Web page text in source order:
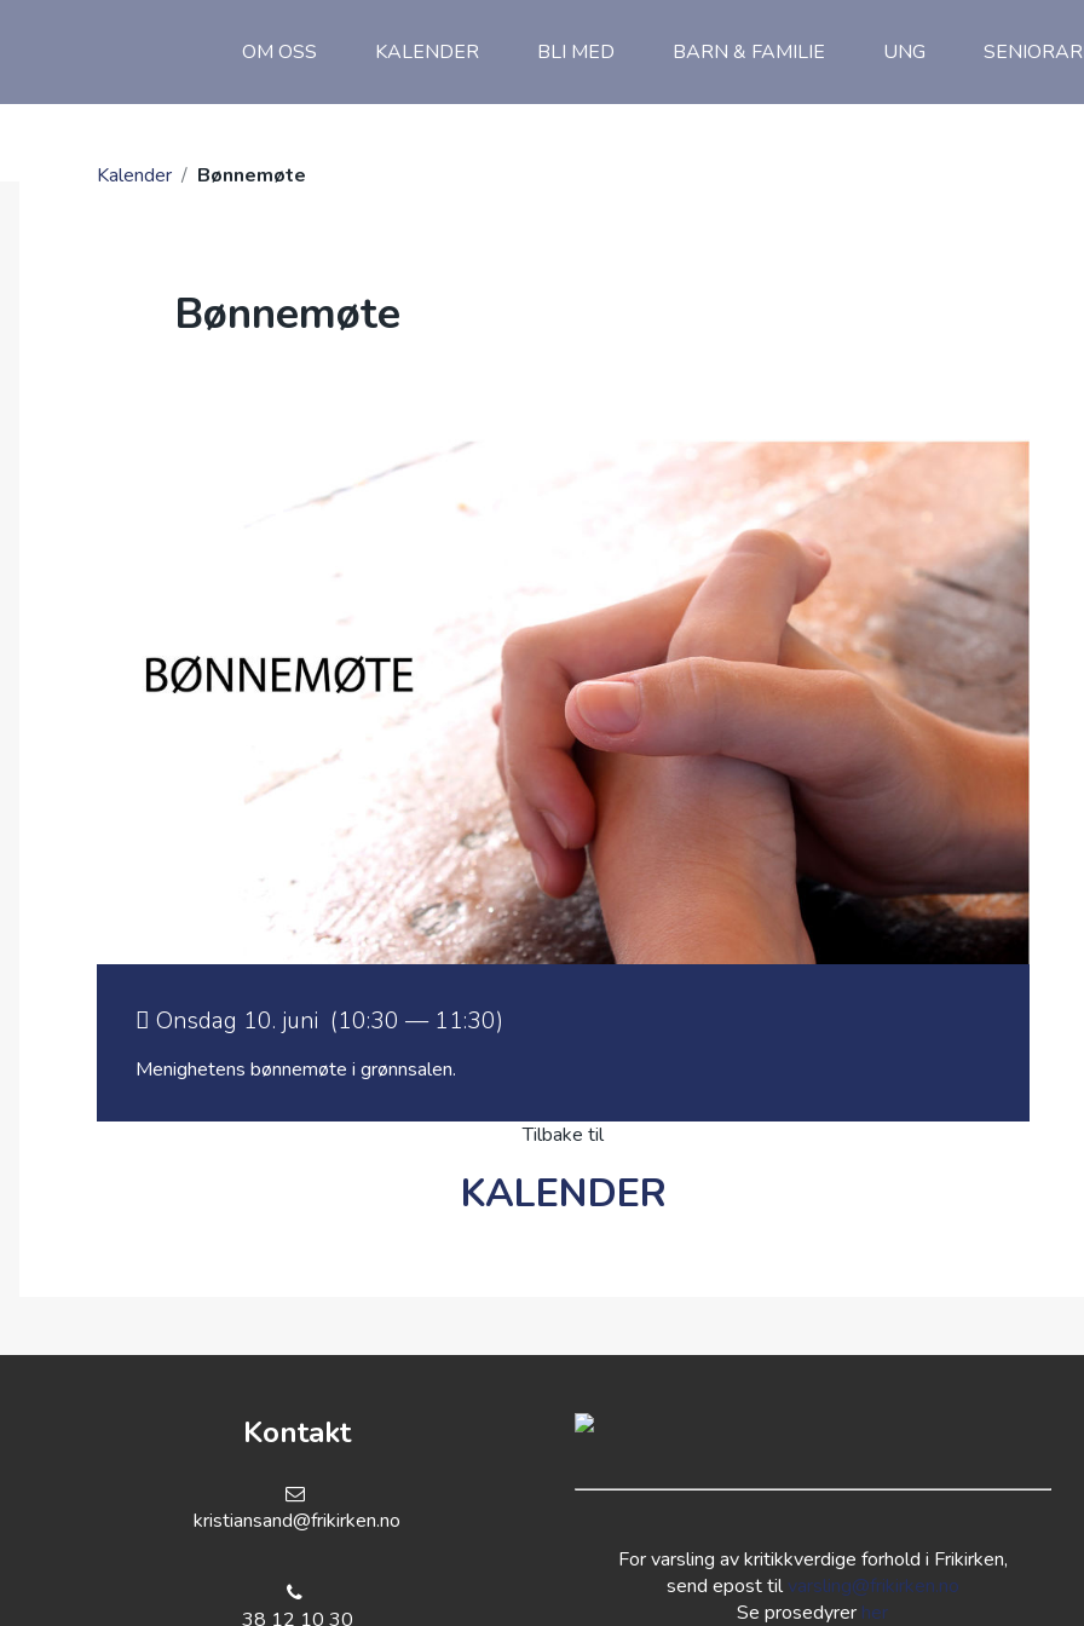
OM OSS KALENDER BLI MED BARN & FAMILIE UNG
Kalender / Bønnemøte
Bønnemøte
Onsdag 10. juni (10:30 — 11:30)
Menighetens bønnemøte i grønnsalen.
Tilbake til
KALENDER
Kontakt
kristiansand@frikirken.no
38 12 10 30
For varsling av kritikkverdige forhold i Frikirken,
send epost tilvarsling@frikirken.no
Se prosedyrer her